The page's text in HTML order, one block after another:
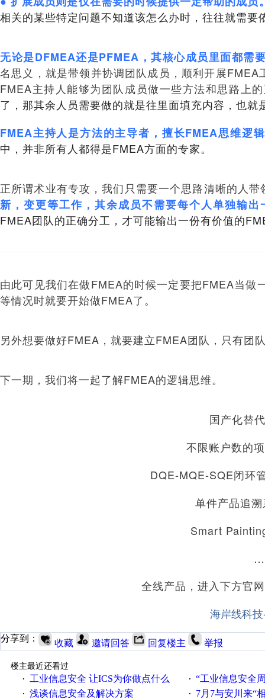
相关的某些特定问题不知道该怎么办时，往往就需要
无论是DFMEA还是PFMEA，其核心成员里面都
名思义，就是带领并协调团队成员，顺利开展
FMEA主持人能够为团队成员做一些方法和思路上
了，那其余人员需要做的就是往里面填充内容，也
FMEA主持人是方法的主导者，擅长FMEA思维逻
中，并非所有人都得是FMEA方面的专家。
正所谓术业有专攻，我们只需要一个思路清晰的人
新，变更等工作，其余成员不需要每个人单独输
FMEA团队的正确分工，才可能输出一份有价值的
由此可见我们在做FMEA的时候一定要把FMEA当
等情况时就要开始做FMEA了。
另外想要做好FMEA，就要建立FMEA团队，只有团
下一期，我们将一起了解FMEA的逻辑思维。
国产化替
不限账户数的
DQE-MQE-SQE闭环
单件产品追
Smart
全线产品，进入下方官
海岸线科
分享到： 收藏 邀请回答 回复楼主 举报
楼主最近还看过
·
工业信息安全 让ICS为你做点什么 · “工业信息安全周之我见”
· 浅谈信息安全及解决方案 · 7月7与安川来“